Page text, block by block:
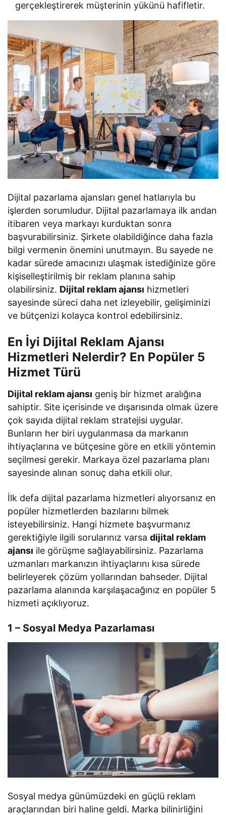
gerçekleştirerek müşterinin yükünü hafifletir.
Dijital pazarlama ajansları genel hatlarıyla bu
işlerden sorumludur. Dijital pazarlamaya ilk andan
itibaren veya markayı kurduktan sonra
başvurabilirsiniz. Şirkete olabildiğince daha fazla
bilgi vermenin önemini unutmayın. Bu sayede ne
kadar sürede amacınızı ulaşmak istediğinize göre
kişiselleştirilmiş bir reklam planına sahip
olabilirsiniz. Dijital reklam ajansı hizmetleri
sayesinde süreci daha net izleyebilir, gelişiminizi
ve bütçenizi kolayca kontrol edebilirsiniz.
En İyi Dijital Reklam Ajansı
Hizmetleri Nelerdir? En Popüler 5
Hizmet Türü
Dijital reklam ajansı geniş bir hizmet aralığına
sahiptir. Site içerisinde ve dışarısında olmak üzere
çok sayıda dijital reklam stratejisi uygular.
Bunların her biri uygulanmasa da markanın
ihtiyaçlarına ve bütçesine göre en etkili yöntemin
seçilmesi gerekir. Markaya özel pazarlama planı
sayesinde alınan sonuç daha etkili olur.
İlk defa dijital pazarlama hizmetleri alıyorsanız en
popüler hizmetlerden bazılarını bilmek
isteyebilirsiniz. Hangi hizmete başvurmanız
gerektiğiyle ilgili sorularınız varsadijital reklam
ajansı ile görüşme sağlayabilirsiniz. Pazarlama
uzmanları markanızın ihtiyaçlarını kısa sürede
belirleyerek çözüm yollarından bahseder. Dijital
pazarlama alanında karşılaşacağınız en popüler 5
hizmeti açıklıyoruz.
1 – Sosyal Medya Pazarlaması
Sosyal medya günümüzdeki en güçlü reklam
araçlarından biri haline geldi. Marka bilinirliğini